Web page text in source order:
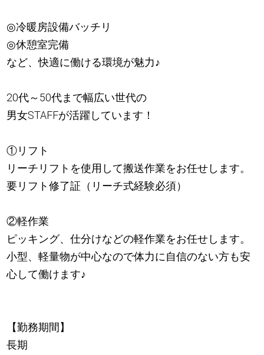
◎冷暖房設備バッチリ
◎休憩室完備
など、快適に働ける環境が魅力♪
20代～50代まで幅広い世代の
男女STAFFが活躍しています！
①リフト
リーチリフトを使用して搬送作業をお任せします。
要リフト修了証（リーチ式経験必須）
②軽作業
ピッキング、仕分けなどの軽作業をお任せします。
小型、軽量物が中心なので体力に自信のない方も安
心して働けます♪
【勤務期間】
長期